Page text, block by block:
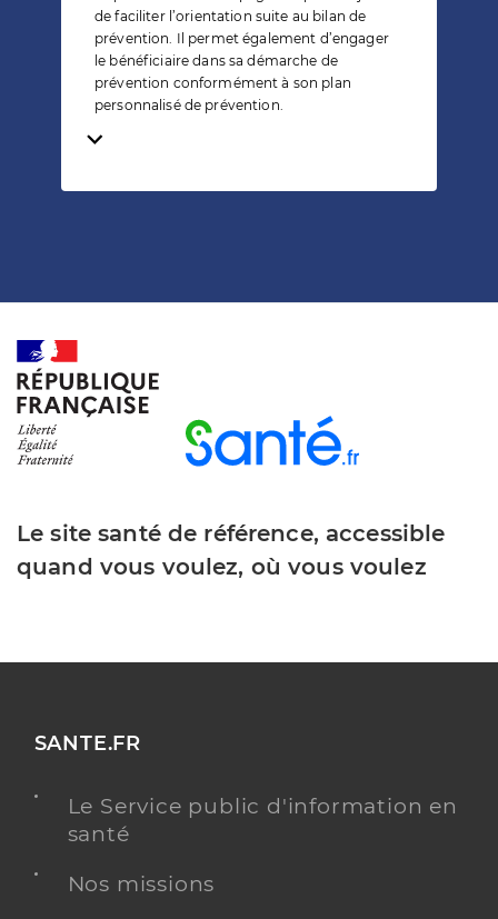
de faciliter l’orientation suite au bilan de
prévention. Il permet également d’engager
le bénéficiaire dans sa démarche de
prévention conformément à son plan
personnalisé de prévention.
Temps de lecture
Le site santé de référence, accessible
quand vous voulez, où vous voulez
SANTE.FR
Le Service public d'information en
santé
Nos missions